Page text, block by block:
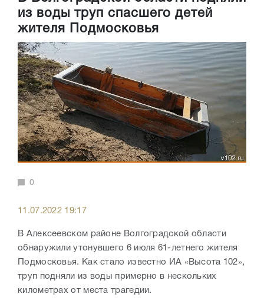
из воды труп спасшего детей
жителя Подмосковья
0
11.07.2022 19:17
В Алексеевском районе Волгоградской области
обнаружили утонувшего 6 июля 61-летнего жителя
Подмосковья. Как стало известно ИА «Высота 102»,
труп подняли из воды примерно в нескольких
километрах от места трагедии.